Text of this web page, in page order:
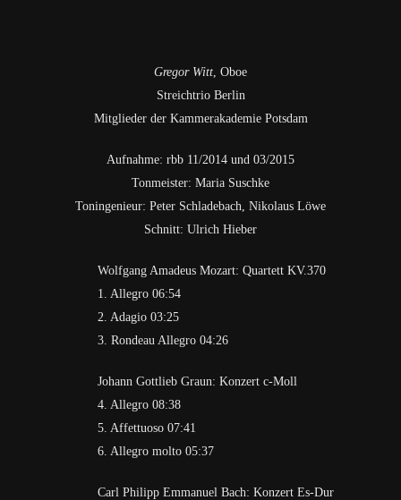
Gregor Witt, Oboe
Streichtrio Berlin
Mitglieder der Kammerakademie Potsdam
Aufnahme: rbb 11/2014 und 03/2015
Tonmeister: Maria Suschke
Toningenieur: Peter Schladebach, Nikolaus Löwe
Schnitt: Ulrich Hieber
Wolfgang Amadeus Mozart: Quartett KV.370
1. Allegro 06:54
2. Adagio 03:25
3. Rondeau Allegro 04:26
Johann Gottlieb Graun: Konzert c-Moll
4. Allegro 08:38
5. Affettuoso 07:41
6. Allegro molto 05:37
Carl Philipp Emmanuel Bach: Konzert Es-Dur